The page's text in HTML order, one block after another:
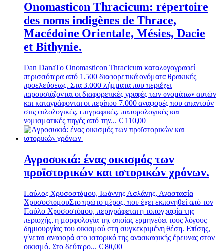
Onomasticon Thracicum: répertoire
des noms indigènes de Thrace,
Macédoine Orientale, Mésies, Dacie
et Bithynie.
Dan DanaΤο Onomasticon Thracicum καταλογογραφεί
περισσότερα από 1.500 διαφορετικά ονόματα θρακικής
προελεύσεως. Στα 3.000 λήμματα που περιέχει
παρουσιάζονται οι διαφορετικές γραφές των ονομάτων αυτών
και καταγράφονται οι περίπου 7.000 αναφορές που απαντούν
στις φιλολογικές, επιγραφικές, παπυρολογικές και
νομισματικές πηγές από την... € 110,00
Αγροσυκιά: ένας οικισμός των
προϊστορικών και ιστορικών χρόνων.
Παύλος Χρυσοστόμου, Ιωάννης Ασλάνης, Αναστασία
ΧρυσοστόμουΣτο πρώτο μέρος, που έχει εκπονηθεί από τον
Παύλο Χρυσοστόμου, περιγράφεται η τοπογραφία της
περιοχής, η μορφολογία της οποίας ερμηνεύει τους λόγους
δημιουργίας του οικισμού στη συγκεκριμένη θέση. Επίσης,
γίνεται αναφορά στο ιστορικό της ανασκαφικής έρευνας στον
οικισμό. Στο δεύτερο... € 80,00